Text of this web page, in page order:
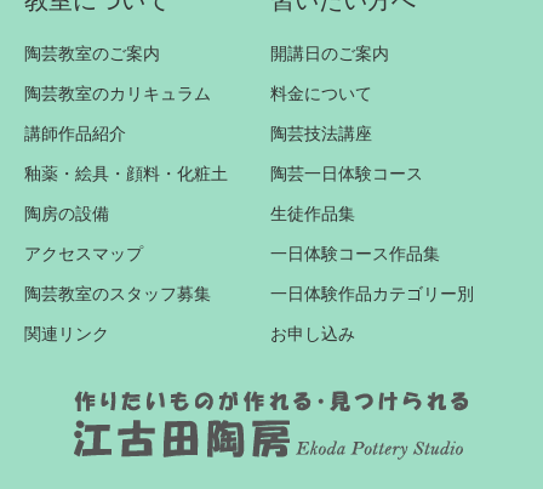
陶芸教室のご案内
陶芸教室のカリキュラム
講師作品紹介
釉薬・絵具・顔料・化粧土
陶房の設備
アクセスマップ
陶芸教室のスタッフ募集
関連リンク
開講日のご案内
料金について
陶芸技法講座
陶芸一日体験コース
生徒作品集
一日体験コース作品集
一日体験作品カテゴリー別
お申し込み